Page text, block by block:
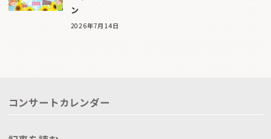
ン
2026年7月14日
コンサートカレンダー